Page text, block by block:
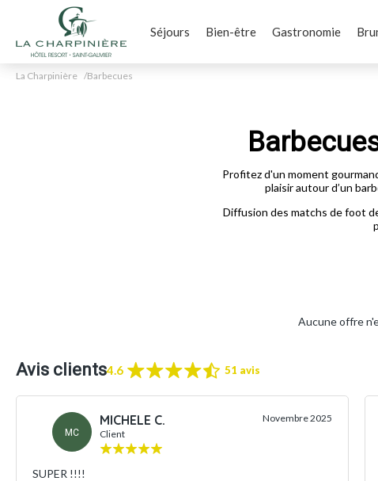
Séjours Bien-être Gastronomie
La Charpinière Barbecues
Profitez d'un moment
plaisir autour d’un
Diffusion des matchs de foot
Aucune offre
Avis clients4.6 51 avis
MC
MICHELE C.
Client
Novembre 2025
SUPER !!!!